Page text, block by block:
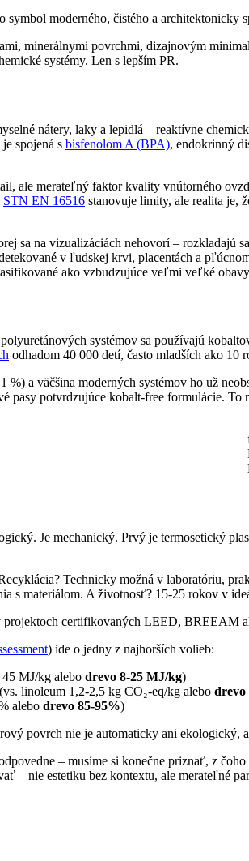
moderného, čistého a architektonicky
minerálnymi povrchmi, dizajnovým
systémy. Len s lepším PR.
nátery, laky a lepidlá – reaktívne
spojená s bisfenolom A (BPA), endokrinný
ale merateľný faktor kvality vnútorného
STN EN 16516 stanovuje limity, ale realita je,
sa na vizualizáciách nehovorí –
v ľudskej krvi, placentách a
ako vzbudzujúce veľmi veľké
systémov sa používajú
odhadom 40 000 detí, často mladších ako 10
a väčšina moderných systémov ho už
pasy potvrdzujúce kobalt-free formulácie.
Je mechanický. Prvý je termosetický
Technicky možná v laboratóriu,
s materiálom. A životnosť? 15-25 rokov v
projektoch certifikovaných LEED, BREEAM
) ide o jedny z najhorších volieb:
MJ/kg alebo drevo 8-25 MJ/kg)
linoleum 1,2-2,5 kg CO₂-eq/kg alebo drevo
alebo drevo 85-95%)
povrch nie je automaticky ani ekologický,
– musíme si konečne priznať, z
– nie estetiku bez kontextu, ale merateľné